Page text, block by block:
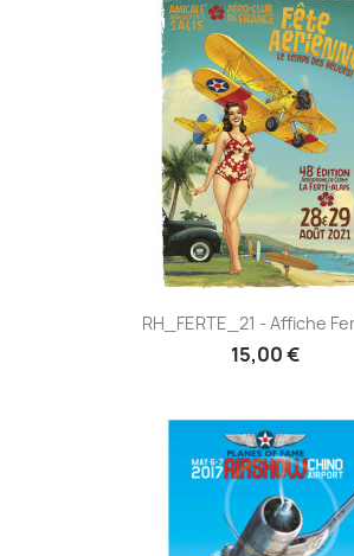
RH_FERTE_21 - Affiche
15,00 €